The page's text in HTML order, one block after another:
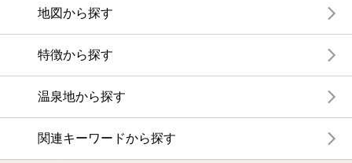
地図から探す
特徴から探す
温泉地から探す
関連キーワードから探す